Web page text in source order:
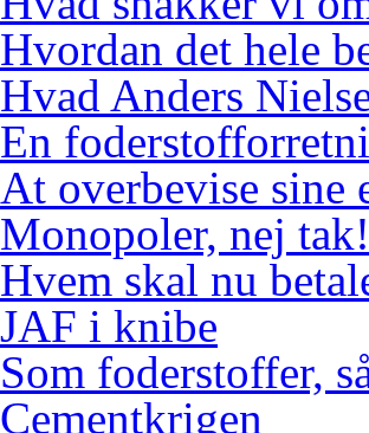
Hvordan det hele
Hvad Anders
En
At overbevise sine
Monopoler, nej tak!
Hvem skal nu
JAF i knibe
Som foderstoffer,
Cementkrigen